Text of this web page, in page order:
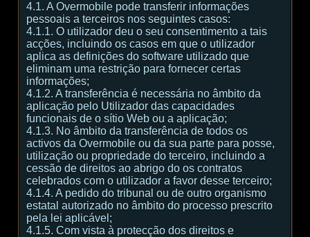
4.1. A Overmobile pode transferir informações
pessoais a terceiros nos seguintes casos:
4.1.1. O utilizador deu o seu consentimento a tais
acções, incluindo os casos em que o utilizador
aplica as definições do software utilizado que
eliminam uma restrição para fornecer certas
informações;
4.1.2. A transferência é necessária no âmbito da
aplicação pelo Utilizador das capacidades
funcionais de o sítio Web ou a aplicação;
4.1.3. No âmbito da transferência de todos os
activos da Overmobile ou da sua parte para posse,
utilização ou propriedade do terceiro, incluindo a
cessão de direitos ao abrigo do os contratos
celebrados com o utilizador a favor desse terceiro;
4.1.4. A pedido do tribunal ou de outro organismo
estatal autorizado no âmbito do processo prescrito
pela lei aplicável;
4.1.5. Com vista à protecção dos direitos e